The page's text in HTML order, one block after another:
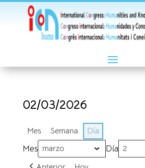
02/03/2026
Mes Semana Día
Mes Día